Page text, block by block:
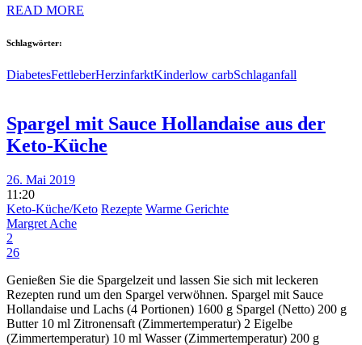
READ MORE
Schlagwörter:
DiabetesFettleberHerzinfarktKinderlow carbSchlaganfall
Spargel mit Sauce Hollandaise aus der
Keto-Küche
26. Mai 2019
11:20
Keto-Küche/Keto Rezepte Warme Gerichte
Margret Ache
2
26
Genießen Sie die Spargelzeit und lassen Sie sich mit leckeren
Rezepten rund um den Spargel verwöhnen. Spargel mit Sauce
Hollandaise und Lachs (4 Portionen) 1600 g Spargel (Netto) 200 g
Butter 10 ml Zitronensaft (Zimmertemperatur) 2 Eigelbe
(Zimmertemperatur) 10 ml Wasser (Zimmertemperatur) 200 g